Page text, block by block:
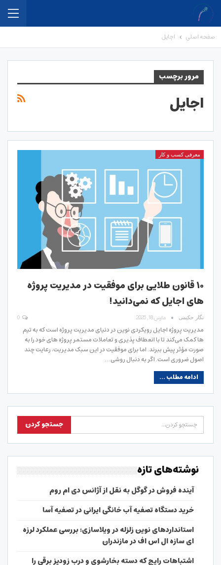
صفحه اصلی اجایل
مرور برچسب
اجایل
معرفی کسب و کار
۱۰ قانون طلایی برای موفقیت در مدیریت پروژه
های اجایل که نمی‌دانید!
نگار حکیمی مارس 18, 2025
مدیریت پروژه اجایل رویکردی نوین در دنیای مدیریت پروژه است که به تیم
ها کمک می‌کند تا با انعطاف پذیری و تعاملات مستمر پروژه های خود را به
صورت مؤثر پیش ببرند. اما برای موفقیت در این سبک مدیریت، رعایت چند
اصول ضروری است. اگر به دنبال روشی…
ادامه مطلب ...
نوشته‌های تازه
آینده فروش در گوگل به نقل از آژانس دی ام روم
خرید دستگاه تصفیه آب خانگی ایرانی در تصفیه آسا
استانداردهای نوین زلزله در ویلاسازی؛ بررسی عملکرد لرزه
ای سازه ال اس اف در مازندران
اشتباهات رایج که دسته بخارشوی و درب زودپز برقی را